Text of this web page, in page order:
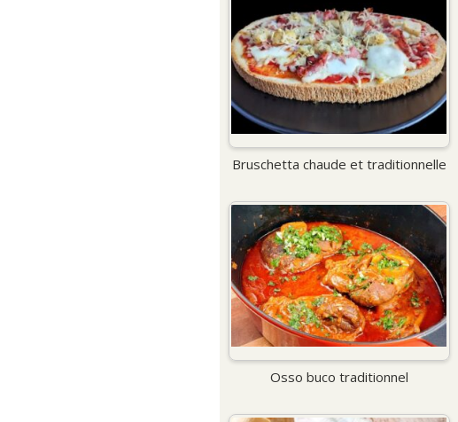
Bruschetta chaude et traditionnelle
Osso buco traditionnel